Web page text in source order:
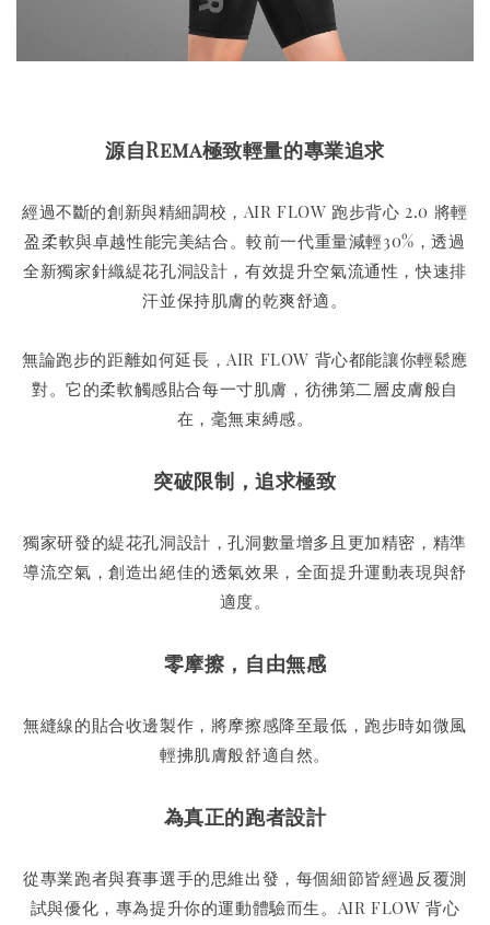
源自Rema極致輕量的專業追求
經過不斷的創新與精細調校，AIR FLOW 跑步背心 2.0 將輕
盈柔軟與卓越性能完美結合。較前一代重量減輕30%，透過
全新獨家針織緹花孔洞設計，有效提升空氣流通性，快速排
汗並保持肌膚的乾爽舒適。
無論跑步的距離如何延長，AIR FLOW 背心都能讓你輕鬆應
對。它的柔軟觸感貼合每一寸肌膚，彷彿第二層皮膚般自
在，毫無束縛感。
突破限制，追求極致
獨家研發的緹花孔洞設計，孔洞數量增多且更加精密，精準
導流空氣，創造出絕佳的透氣效果，全面提升運動表現與舒
適度。
零摩擦，自由無感
無縫線的貼合收邊製作，將摩擦感降至最低，跑步時如微風
輕拂肌膚般舒適自然。
為真正的跑者設計
從專業跑者與賽事選手的思維出發，每個細節皆經過反覆測
試與優化，專為提升你的運動體驗而生。AIR FLOW 背心